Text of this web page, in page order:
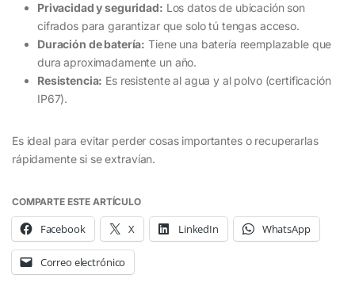
Privacidad y seguridad: Los datos de ubicación son
cifrados para garantizar que solo tú tengas acceso.
Duración de batería: Tiene una batería reemplazable que
dura aproximadamente un año.
Resistencia: Es resistente al agua y al polvo (certificación
IP67).
Es ideal para evitar perder cosas importantes o recuperarlas
rápidamente si se extravían.
COMPARTE ESTE ARTÍCULO
Facebook X LinkedIn WhatsApp
Correo electrónico